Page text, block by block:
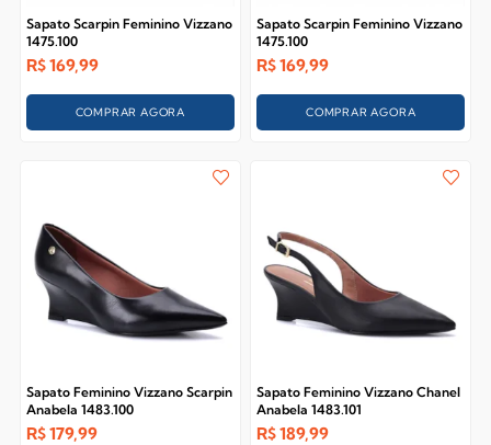
Sapato Scarpin Feminino Vizzano
1475.100
R$169,99
COMPRAR AGORA
Sapato Scarpin Feminino Vizzano
1475.100
R$169,99
COMPRAR AGORA
Sapato Feminino Vizzano Scarpin
Anabela 1483.100
R$179,99
Sapato Feminino Vizzano Chanel
Anabela 1483.101
R$189,99